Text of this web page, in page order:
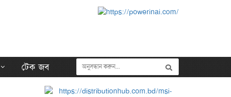
টেক জব